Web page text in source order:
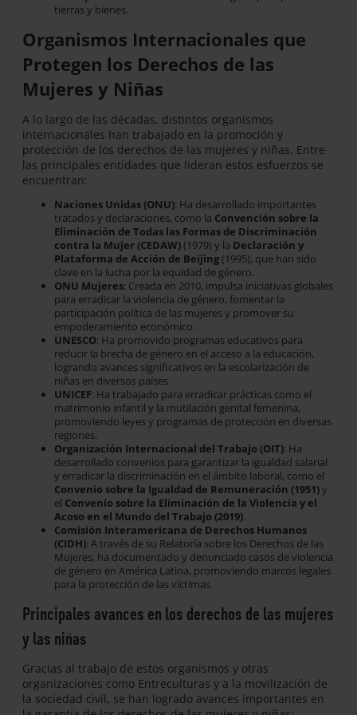
tierras y bienes.
Organismos Internacionales que
Protegen los Derechos de las
Mujeres y Niñas
A lo largo de las décadas, distintos organismos
internacionales han trabajado en la promoción y
protección de los derechos de las mujeres y niñas. Entre
las principales entidades que lideran estos esfuerzos se
encuentran:
Naciones Unidas (ONU): Ha desarrollado importantes
tratados y declaraciones, como la Convención sobre la
Eliminación de Todas las Formas de Discriminación
contra la Mujer (CEDAW) (1979) y la Declaración y
Plataforma de Acción de Beijing (1995), que han sido
clave en la lucha por la equidad de género.
ONU Mujeres: Creada en 2010, impulsa iniciativas globales
para erradicar la violencia de género, fomentar la
participación política de las mujeres y promover su
empoderamiento económico.
UNESCO: Ha promovido programas educativos para
reducir la brecha de género en el acceso a la educación,
logrando avances significativos en la escolarización de
niñas en diversos países.
UNICEF: Ha trabajado para erradicar prácticas como el
matrimonio infantil y la mutilación genital femenina,
promoviendo leyes y programas de protección en diversas
regiones.
Organización Internacional del Trabajo (OIT): Ha
desarrollado convenios para garantizar la igualdad salarial
y erradicar la discriminación en el ámbito laboral, como el
Convenio sobre la Igualdad de Remuneración (1951)y
el Convenio sobre la Eliminación de la Violencia y el
Acoso en el Mundo del Trabajo (2019).
Comisión Interamericana de Derechos Humanos
(CIDH): A través de su Relatoría sobre los Derechos de las
Mujeres, ha documentado y denunciado casos de violencia
de género en América Latina, promoviendo marcos legales
para la protección de las víctimas.
Principales avances en los derechos de las mujeres
y las niñas
Gracias al trabajo de estos organismos y otras
organizaciones como Entreculturas y a la movilización de
la sociedad civil, se han logrado avances importantes en